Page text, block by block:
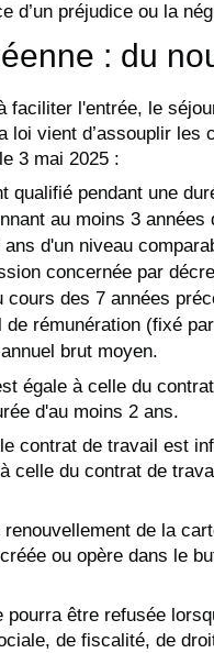
d’un préjudice ou la
: du
faciliter l'entrée, le
loi vient d’assouplir
3 mai 2025 :
qualifié pendant une
au moins 3
d'un niveau
concernée par
des 7 années
rémunération (fixé
brut moyen.
égale à celle du
d'au moins 2 ans.
contrat de travail est
celle du contrat de
de la
ou opère dans le
être refusée
de fiscalité, de